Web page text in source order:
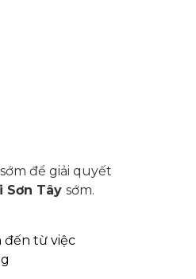
để giải quyết
Sơn Tây sớm.
đến từ việc